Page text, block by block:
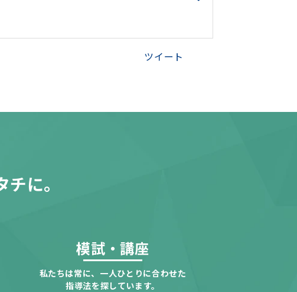
ツイート
に。
模試・講座
私たちは常に、一人ひとりに合わせた
指導法を探しています。